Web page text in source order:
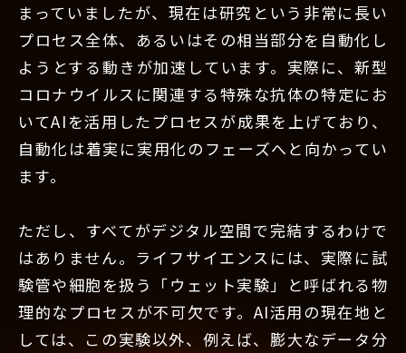
まっていましたが、現在は研究という非常に長い
プロセス全体、あるいはその相当部分を自動化し
ようとする動きが加速しています。実際に、新型
コロナウイルスに関連する特殊な抗体の特定にお
いてAIを活用したプロセスが成果を上げており、
自動化は着実に実用化のフェーズへと向かってい
ます。
ただし、すべてがデジタル空間で完結するわけで
はありません。ライフサイエンスには、実際に試
験管や細胞を扱う「ウェット実験」と呼ばれる物
理的なプロセスが不可欠です。AI活用の現在地と
しては、この実験以外、例えば、膨大なデータ分